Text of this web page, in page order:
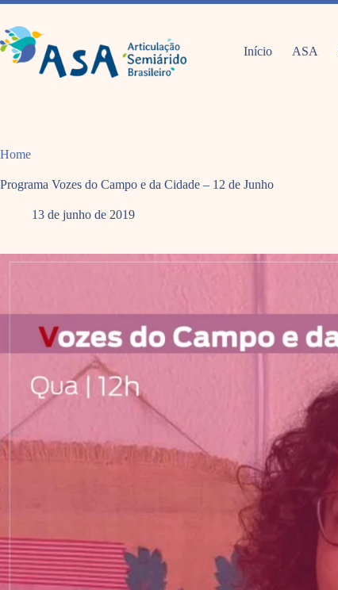
Pular
o
conteúdo
Início ASA
Home
Programa Vozes do Campo e da Cidade – 12 de Junho
13 de junho de 2019